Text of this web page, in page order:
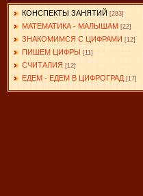
КОНСПЕКТЫ ЗАНЯТИЙ [283]
МАТЕМАТИКА - МАЛЫШАМ [22]
ЗНАКОМИМСЯ С ЦИФРАМИ [12]
ПИШЕМ ЦИФРЫ [11]
СЧИТАЛИЯ [12]
ЕДЕМ - ЕДЕМ В ЦИФРОГРАД [17]